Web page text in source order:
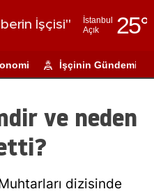
İşçisi"
İstanbul
Açık
25°
Adıyaman
Ağrı
Ankara
İşçinin Gündemi
ve neden
dizisinde